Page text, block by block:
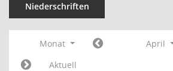
Niederschriften
Monat April
Aktuell